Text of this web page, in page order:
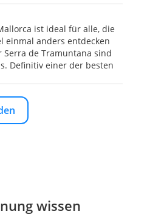
ist ideal für alle, die
einmal anders entdecken
Serra de Tramuntana sind
Definitiv einer der besten
wissen